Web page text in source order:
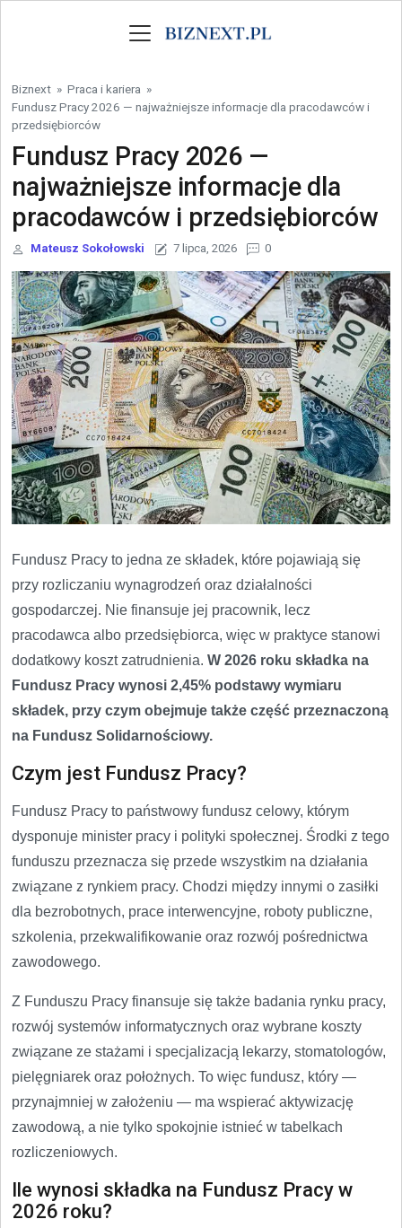
Biznext » Praca i kariera »
Fundusz Pracy 2026 — najważniejsze informacje dla pracodawców i
przedsiębiorców
Fundusz Pracy 2026 —
najważniejsze informacje dla
pracodawców i przedsiębiorców
Mateusz Sokołowski 7 lipca, 2026 0
Fundusz Pracy to jedna ze składek, które pojawiają się
przy rozliczaniu wynagrodzeń oraz działalności
gospodarczej. Nie finansuje jej pracownik, lecz
pracodawca albo przedsiębiorca, więc w praktyce stanowi
dodatkowy koszt zatrudnienia. W 2026 roku składka na
Fundusz Pracy wynosi 2,45% podstawy wymiaru
składek, przy czym obejmuje także część przeznaczoną
na Fundusz Solidarnościowy.
Czym jest Fundusz Pracy?
Fundusz Pracy to państwowy fundusz celowy, którym
dysponuje minister pracy i polityki społecznej. Środki z tego
funduszu przeznacza się przede wszystkim na działania
związane z rynkiem pracy. Chodzi między innymi o zasiłki
dla bezrobotnych, prace interwencyjne, roboty publiczne,
szkolenia, przekwalifikowanie oraz rozwój pośrednictwa
zawodowego.
Z Funduszu Pracy finansuje się także badania rynku pracy,
rozwój systemów informatycznych oraz wybrane koszty
związane ze stażami i specjalizacją lekarzy, stomatologów,
pielęgniarek oraz położnych. To więc fundusz, który —
przynajmniej w założeniu — ma wspierać aktywizację
zawodową, a nie tylko spokojnie istnieć w tabelkach
rozliczeniowych.
Ile wynosi składka na Fundusz Pracy w
2026 roku?